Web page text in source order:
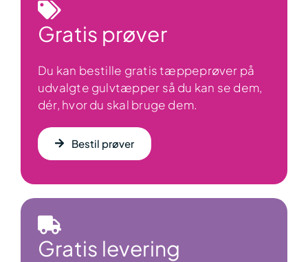
Gratis prøver
Du kan bestille gratis tæppeprøver på
udvalgte gulvtæpper så du kan se dem,
dér, hvor du skal bruge dem.
Bestil prøver
Gratis levering